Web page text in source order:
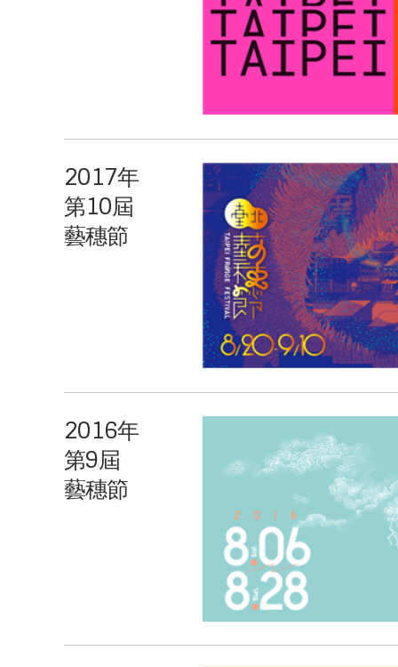
2017年
第10屆
藝穗節
2016年
第9屆
藝穗節